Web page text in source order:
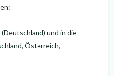
und in die
Österreich,